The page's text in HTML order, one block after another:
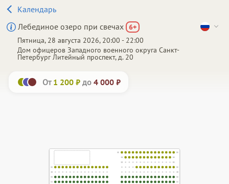
Календарь
Лебединое озеро при свечах 6+
Пятница, 28 августа 2026, 20:00 - 22:00
Дом офицеров Западного военного округа Санкт-
Петербург Литейный проспект, д. 20
От 1 200 ₽ до 4 000 ₽